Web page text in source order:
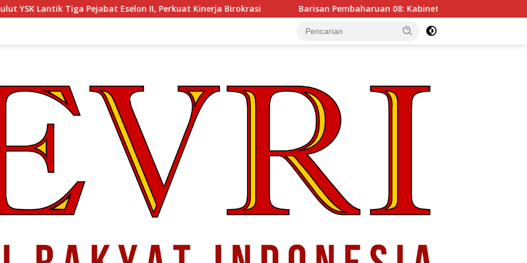
Pejabat Eselon II, Perkuat Kinerja Birokrasi Barisan Pembaharuan 08: Kabinet Bayangan Oposisi Jangan Ganggu